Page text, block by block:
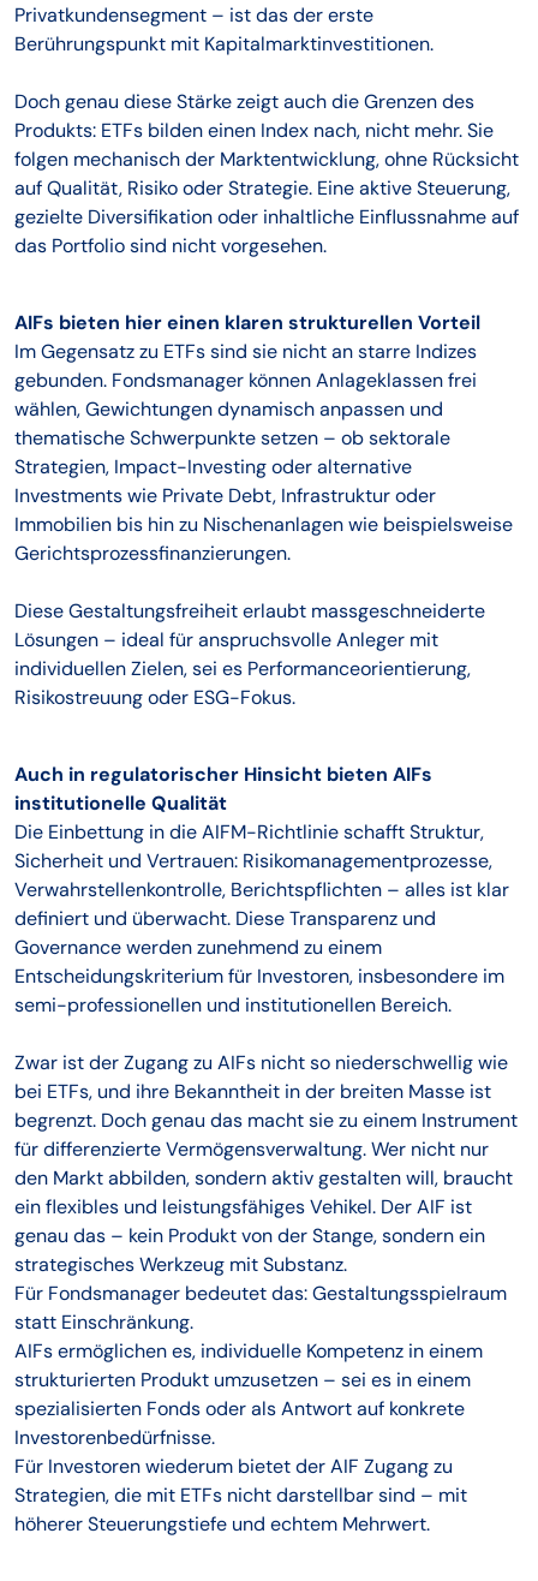
Privatkundensegment – ist das der erste
Berührungspunkt mit Kapitalmarktinvestitionen.
Doch genau diese Stärke zeigt auch die Grenzen des
Produkts: ETFs bilden einen Index nach, nicht mehr. Sie
folgen mechanisch der Marktentwicklung, ohne Rücksicht
auf Qualität, Risiko oder Strategie. Eine aktive Steuerung,
gezielte Diversifikation oder inhaltliche Einflussnahme auf
das Portfolio sind nicht vorgesehen.
AIFs bieten hier einen klaren strukturellen Vorteil
Im Gegensatz zu ETFs sind sie nicht an starre Indizes
gebunden. Fondsmanager können Anlageklassen frei
wählen, Gewichtungen dynamisch anpassen und
thematische Schwerpunkte setzen – ob sektorale
Strategien, Impact-Investing oder alternative
Investments wie Private Debt, Infrastruktur oder
Immobilien bis hin zu Nischenanlagen wie beispielsweise
Gerichtsprozessfinanzierungen.
Diese Gestaltungsfreiheit erlaubt massgeschneiderte
Lösungen – ideal für anspruchsvolle Anleger mit
individuellen Zielen, sei es Performanceorientierung,
Risikostreuung oder ESG-Fokus.
Auch in regulatorischer Hinsicht bieten AIFs
institutionelle Qualität
Die Einbettung in die AIFM-Richtlinie schafft Struktur,
Sicherheit und Vertrauen: Risikomanagementprozesse,
Verwahrstellenkontrolle, Berichtspflichten – alles ist klar
definiert und überwacht. Diese Transparenz und
Governance werden zunehmend zu einem
Entscheidungskriterium für Investoren, insbesondere im
semi-professionellen und institutionellen Bereich.
Zwar ist der Zugang zu AIFs nicht so niederschwellig wie
bei ETFs, und ihre Bekanntheit in der breiten Masse ist
begrenzt. Doch genau das macht sie zu einem Instrument
für differenzierte Vermögensverwaltung. Wer nicht nur
den Markt abbilden, sondern aktiv gestalten will, braucht
ein flexibles und leistungsfähiges Vehikel. Der AIF ist
genau das – kein Produkt von der Stange, sondern ein
strategisches Werkzeug mit Substanz.
Für Fondsmanager bedeutet das: Gestaltungsspielraum
statt Einschränkung.
AIFs ermöglichen es, individuelle Kompetenz in einem
strukturierten Produkt umzusetzen – sei es in einem
spezialisierten Fonds oder als Antwort auf konkrete
Investorenbedürfnisse.
Für Investoren wiederum bietet der AIF Zugang zu
Strategien, die mit ETFs nicht darstellbar sind – mit
höherer Steuerungstiefe und echtem Mehrwert.